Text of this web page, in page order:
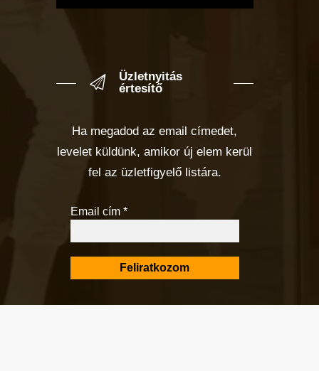
Üzletnyitás
értesítő
Ha megadod az email címedet,
levelet küldünk, amikor új elem kerül
fel az üzletfigyelő listára.
Email cím *